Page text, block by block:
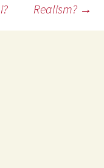
Realism? →